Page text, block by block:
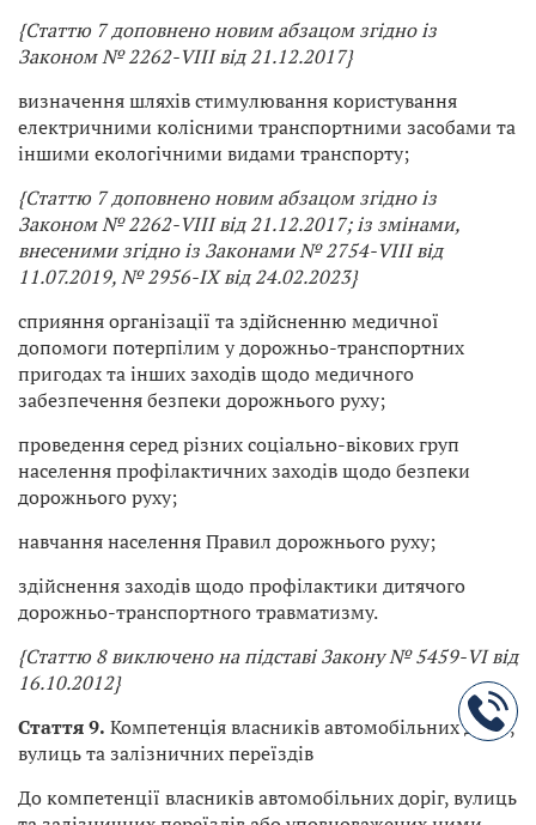
{Статтю 7 доповнено новим абзацом згідно із
Законом № 2262-VIII від 21.12.2017}
визначення шляхів стимулювання користування
електричними колісними транспортними засобами та
іншими екологічними видами транспорту;
{Статтю 7 доповнено новим абзацом згідно із
Законом № 2262-VIII від 21.12.2017; із змінами,
внесеними згідно із Законами № 2754-VIII від
11.07.2019, № 2956-IX від 24.02.2023}
сприяння організації та здійсненню медичної
допомоги потерпілим у дорожньо-транспортних
пригодах та інших заходів щодо медичного
забезпечення безпеки дорожнього руху;
проведення серед різних соціально-вікових груп
населення профілактичних заходів щодо безпеки
дорожнього руху;
навчання населення Правил дорожнього руху;
здійснення заходів щодо профілактики дитячого
дорожньо-транспортного травматизму.
{Статтю 8 виключено на підставі Закону № 5459-VI від
16.10.2012}
Стаття 9. Компетенція власників автомобільних доріг,
вулиць та залізничних переїздів
До компетенції власників автомобільних доріг, вулиць